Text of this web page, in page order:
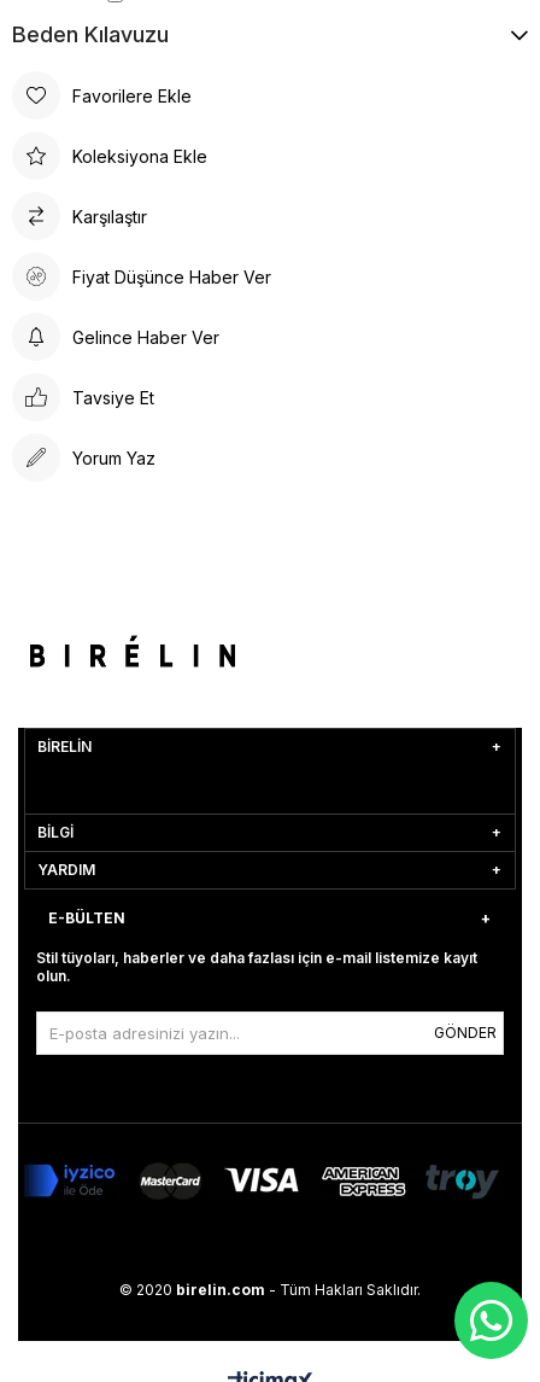
Beden Kılavuzu
Favorilere Ekle
Koleksiyona Ekle
Karşılaştır
Fiyat Düşünce Haber Ver
Gelince Haber Ver
Tavsiye Et
Yorum Yaz
BİRELİN
BİLGİ
YARDIM
E-BÜLTEN
Stil tüyoları, haberler ve daha fazlası için e-mail listemize kayıt
olun.
GÖNDER
© 2020 birelin.com - Tüm Hakları Saklıdır.